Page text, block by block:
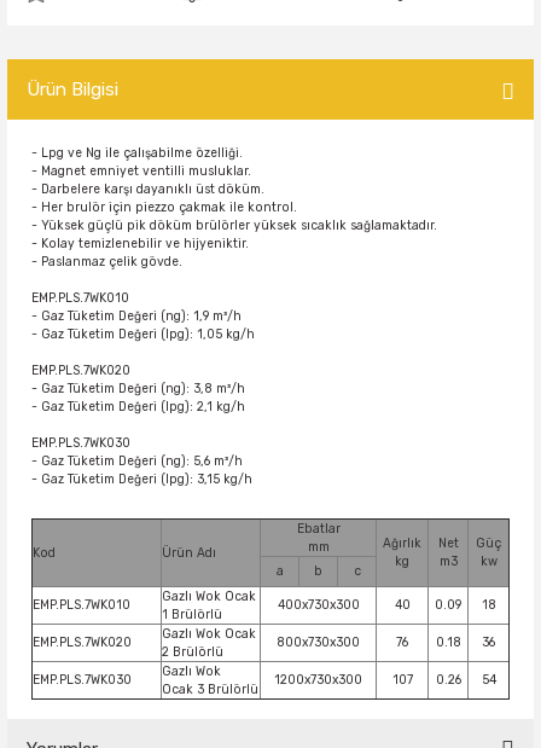
Ürün Bilgisi
- Lpg ve Ng ile çalışabilme özelliği.
- Magnet emniyet ventilli musluklar.
- Darbelere karşı dayanıklı üst döküm.
- Her brulör için piezzo çakmak ile kontrol.
- Yüksek güçlü pik döküm brülörler yüksek sıcaklık sağlamaktadır.
- Kolay temizlenebilir ve hijyeniktir.
- Paslanmaz çelik gövde.
EMP.PLS.7WK010
- Gaz Tüketim Değeri (ng): 1,9 m³/h
- Gaz Tüketim Değeri (lpg): 1,05 kg/h
EMP.PLS.7WK020
- Gaz Tüketim Değeri (ng): 3,8 m³/h
- Gaz Tüketim Değeri (lpg): 2,1 kg/h
EMP.PLS.7WK030
- Gaz Tüketim Değeri (ng): 5,6 m³/h
- Gaz Tüketim Değeri (lpg): 3,15 kg/h
Kod Ürün Adı
Ebatlar
mm
Ağırlık
kg
Net
m3
Güç
kw
a b c
EMP.PLS.7WK010
Gazlı Wok Ocak
1 Brülörlü
400x730x300 40 0.09 18
EMP.PLS.7WK020
Gazlı Wok Ocak
2 Brülörlü
800x730x300 76 0.18 36
EMP.PLS.7WK030
Gazlı Wok
Ocak 3 Brülörlü
1200x730x300 107 0.26 54